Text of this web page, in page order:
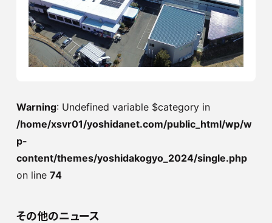
Warning: Undefined variable $category in
/home/xsvr01/yoshidanet.com/public_html/wp/w
p-
content/themes/yoshidakogyo_2024/single.php
on line 74
その他のニュース